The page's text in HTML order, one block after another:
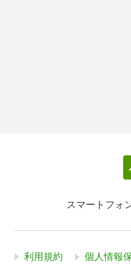
スマートフォ
利用規約 個人情報